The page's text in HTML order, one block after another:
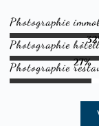
Photographie
Photographie
Photographie